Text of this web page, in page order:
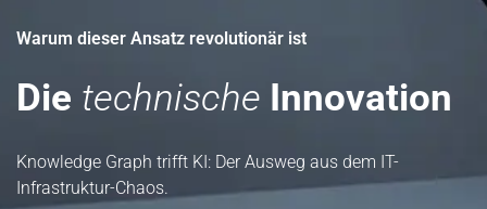
Warum dieser Ansatz revolutionär ist
Die technische Innovation
Knowledge Graph trifft KI: Der Ausweg aus dem IT-
Infrastruktur-Chaos.